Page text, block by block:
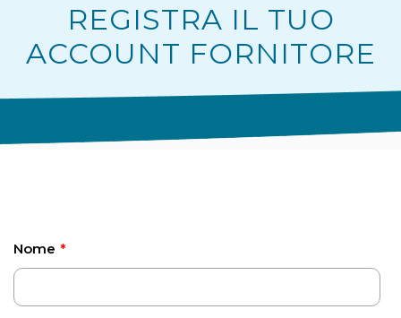
REGISTRA IL TUO
ACCOUNT FORNITORE
Nome *